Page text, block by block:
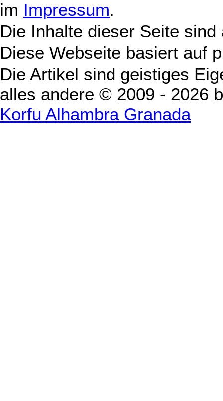
im Impressum.
Die Inhalte dieser Seite
Diese Webseite basiert auf
Die Artikel sind geistiges
alles andere © 2009 - 2026
Korfu Alhambra Granada